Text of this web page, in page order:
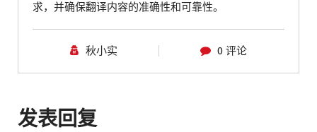
求，并确保翻译内容的准确性和可靠性。
秋小实 0 评论
发表回复